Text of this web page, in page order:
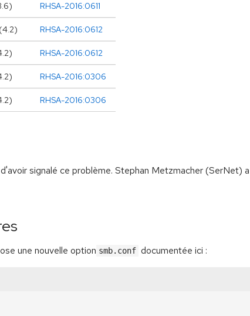
RHSA-2016:0611
RHSA-2016:0612
RHSA-2016:0612
RHSA-2016:0306
RHSA-2016:0306
signalé ce problème. Stephan Metzmacher (SerNet)
une nouvelle option smb.conf documentée ici :